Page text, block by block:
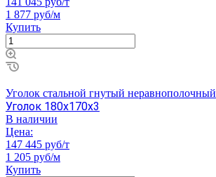
1 877 руб/м
Купить
Уголок стальной гнутый неравнополочный
Уголок 180х170х3
В наличии
Цена:
147 445 руб/т
1 205 руб/м
Купить